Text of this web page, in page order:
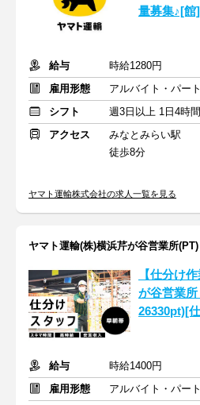
量募集♪[館
給与
時給1280円
雇用形態
アルバイト・パート
シフト
週3日以上 1日4時
アクセス
みなとみらい駅
徒歩8分
ヤマト運輸株式会社の求人一覧を見る
ヤマト運輸(株)横浜芹が谷営業所(PT)
【仕分け
が谷営業
26330pt)[
給与
時給1400円
雇用形態
アルバイト・パート